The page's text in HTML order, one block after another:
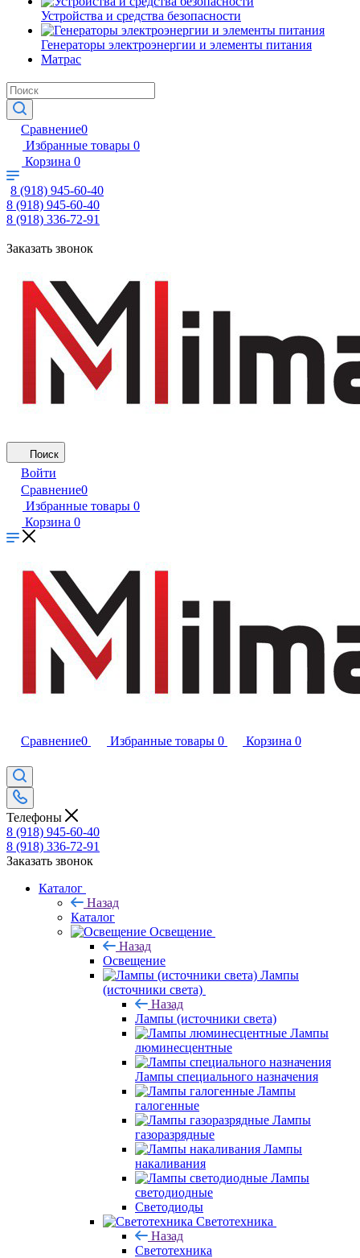
Устройства и средства безопасности
Генераторы электроэнергии и элементы питания
Матрас
Сравнение0
Избранные товары 0
Корзина 0
8 (918) 945-60-40
8 (918) 945-60-40
8 (918) 336-72-91
Заказать звонок
Поиск
Войти
Сравнение0
Избранные товары 0
Корзина 0
Сравнение0 Избранные товары 0 Корзина 0
Телефоны
8 (918) 945-60-40
8 (918) 336-72-91
Заказать звонок
Каталог
Назад
Каталог
Освещение
Назад
Освещение
Лампы
(источники света)
Назад
Лампы (источники света)
Лампы
люминесцентные
Лампы специального назначения
Лампы
галогенные
Лампы
газоразрядные
Лампы
накаливания
Лампы
светодиодные
Светодиоды
Светотехника
Назад
Светотехника